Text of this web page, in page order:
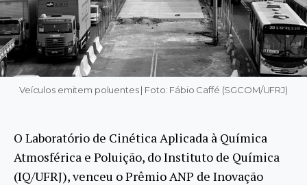
Veículos emitem poluentes | Foto: Fábio Caffé (SGCOM/UFRJ)
O Laboratório de Cinética Aplicada à Química
Atmosférica e Poluição, do Instituto de Química
(IQ/UFRJ), venceu o Prêmio ANP de Inovação